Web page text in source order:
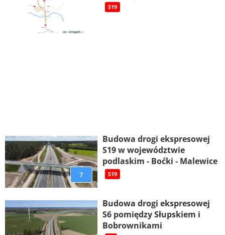
S19
7
Budowa drogi ekspresowej
S19 w województwie
podlaskim - Boćki - Malewice
S19
Budowa drogi ekspresowej
S6 pomiędzy Słupskiem i
Bobrownikami